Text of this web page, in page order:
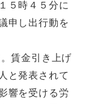
５時４５分に
申し出行動を
賃金引き上げ
と発表されて
響を受ける労